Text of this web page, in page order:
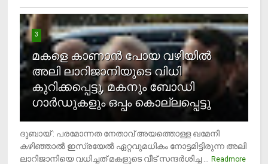
3
മകളെ കാണാന്‍ പോയ വഴിയില്‍
അലി ലാറിജാനിയുടെ വിധി
കുറിക്കപ്പെട്ടു, മകനും ബോഡി
ഗാര്‍ഡുകളും ഒപ്പം കൊല്ലപ്പെട്ടു
ദുബായ് : പരമോന്നത നേതാവ് അയത്തൊള്ള ഖമേനി
കഴിഞ്ഞാല്‍ ഇസ്രയേല്‍ ഏറ്റവുമധികം നോട്ടമിട്ടിരുന്ന അലി
ലാറിജാനിയെ വധിച്ചത് മകളുടെ വീട് സന്ദര്‍ശിച്ച ...
Readmore
4